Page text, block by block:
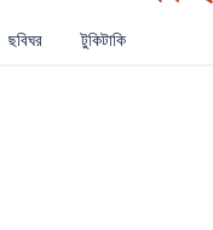
ছবিঘর টুকিটাকি